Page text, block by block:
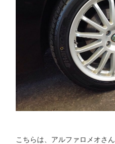
こちらは、アルファロメオさん